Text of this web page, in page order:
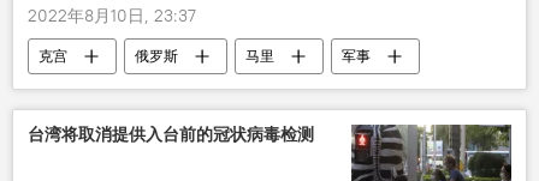
2022年8月10日, 23:37
克宫 俄罗斯 马里
军事
普京
台湾将取消提供入台前的冠状病毒检测